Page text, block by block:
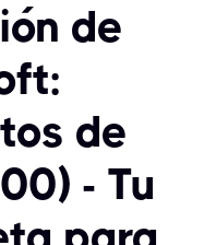
de
de
- Tu